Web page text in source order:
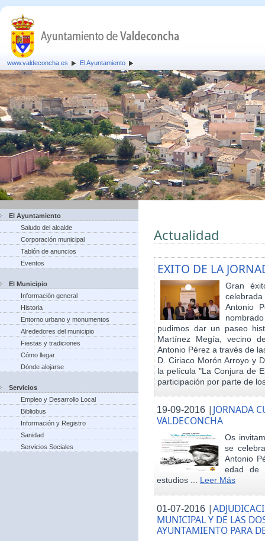
www.valdeconcha.es El Ayuntamiento
El Ayuntamiento
Saludo del alcalde
Corporación municipal
Tablón de anuncios
Eventos
El Municipio
Información general
Historia
Entorno urbano y monumentos
Alrededores del municipio
Fiestas y tradiciones
Cómo llegar
Dónde alojarse
Servicios
Empleo y Desarrollo Local
Bibliobus
Información y Registro
Sanidad
Servicios Sociales
Actualidad
EXITO DE LA
Gran
Antonio
pudimos dar un paseo
Martínez Megía, vecino
Antonio Pérez a través de
D. Ciriaco Morón Arroyo y
la película "La Conjura de
participación por parte de
19-09-2016 | JORNADA
VALDECONCHA
Os
se
Antonio
edad de
estudios ... Leer Más
01-07-2016 |
MUNICIPAL Y DE LAS
AYUNTAMIENTO PARA